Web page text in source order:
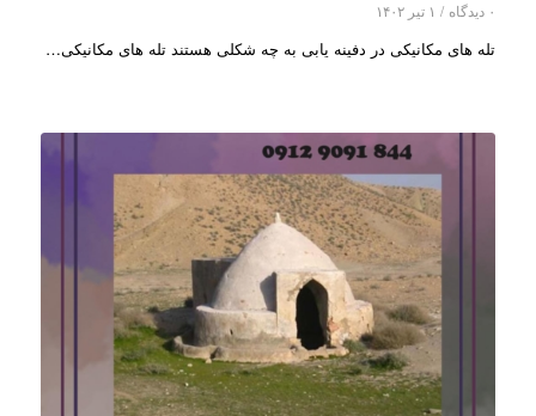
۰ دیدگاه / ۱ تیر ۱۴۰۲
تله های مکانیکی در دفینه یابی به چه شکلی هستند تله های مکانیکی…